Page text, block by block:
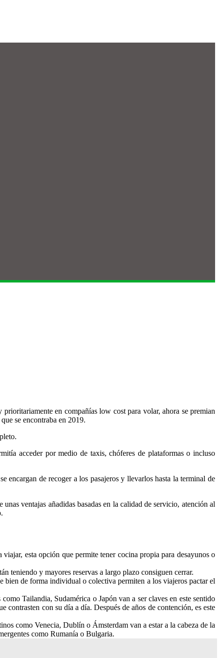
en compañías low cost para volar, ahora se premian
se encontraba en 2019.
acceder por medio de taxis, chóferes de plataformas o incluso
encargan de recoger a los pasajeros y llevarlos hasta la terminal de
unas ventajas añadidas basadas en la calidad de servicio, atención al
esta opción que permite tener cocina propia para desayunos o
teniendo y mayores reservas a largo plazo consiguen cerrar.
bien de forma individual o colectiva permiten a los viajeros pactar el
Tailandia, Sudamérica o Japón van a ser claves en este sentido
con su día a día. Después de años de contención, es este
como Venecia, Dublín o Ámsterdam van a estar a la cabeza de la
como Rumanía o Bulgaria.